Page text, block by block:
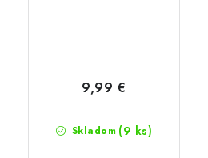
Skladom (9 ks)
9,99 €